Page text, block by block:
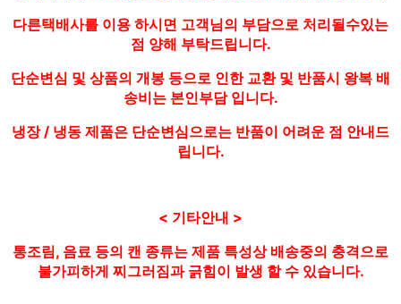
다른택배사를 이용 하시면 고객님의 부담으로 처리될수있는
점 양해 부탁드립니다.
단순변심 및 상품의 개봉 등으로 인한 교환 및 반품시 왕복 배
송비는 본인부담 입니다.
냉장 / 냉동 제품은 단순변심으로는 반품이 어려운 점 안내드
립니다.
< 기타안내 >
통조림, 음료 등의 캔 종류는 제품 특성상 배송중의 충격으로
불가피하게 찌그러짐과 긁힘이 발생 할 수 있습니다.